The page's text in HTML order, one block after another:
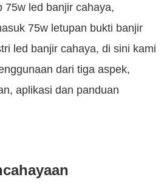
75w led banjir cahaya,
75w letupan bukti banjir
led banjir cahaya, di sini kami
dari tiga aspek,
aplikasi dan panduan